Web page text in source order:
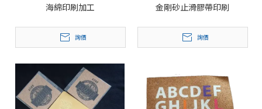
海綿印刷加工
詢價
金剛砂止滑膠帶印刷
詢價